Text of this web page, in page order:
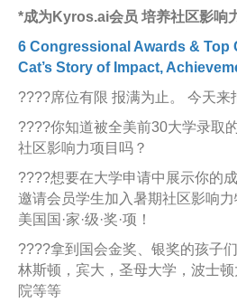
*成为Kyros.ai会员 培养社区影响
6 Congressional Awards & Top
Cat’s Story of Impact,
????席位有限 报满为止。 今天来
????你知道被全美前30大学录取
社区影响力项目吗？
????想要在大学申请中展示你的
邀请会员学生加入暑期社区影响
美国国·家·级·奖·项！
????拿到国会金奖、银奖的孩子
林斯顿，宾大，圣母大学，波士
院等等